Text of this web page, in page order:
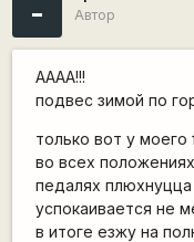
-
Автор
AAAA!!!
подвес зимой по
только вот у моего
во всех
педалях
успокаивается не
в итоге езжу на